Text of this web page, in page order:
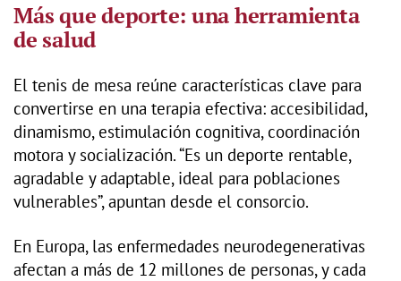
Más que deporte: una herramienta
de salud
El tenis de mesa reúne características clave para
convertirse en una terapia efectiva: accesibilidad,
dinamismo, estimulación cognitiva, coordinación
motora y socialización. “Es un deporte rentable,
agradable y adaptable, ideal para poblaciones
vulnerables”, apuntan desde el consorcio.
En Europa, las enfermedades neurodegenerativas
afectan a más de 12 millones de personas, y cada